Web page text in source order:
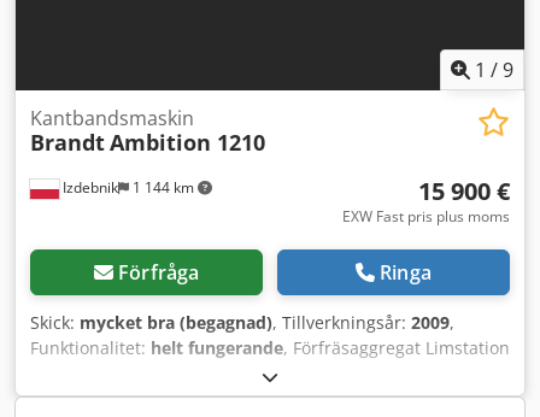
1 /9
Izdebnik 1 144 km
Kantbandsmaskin
BrandtAmbition 1210
15 900 €
EXW Fast pris plus moms
Förfråga Ringa
Skick: mycket bra (begagnad), Tillverkningsår: 2009,
Funktionalitet: helt fungerande, Förfräsaggregat Limstation
för granulat Dcodpfxsx I A Due Aatok Pneumatisk
förkapande giljotin Kapaggregat med två klingor